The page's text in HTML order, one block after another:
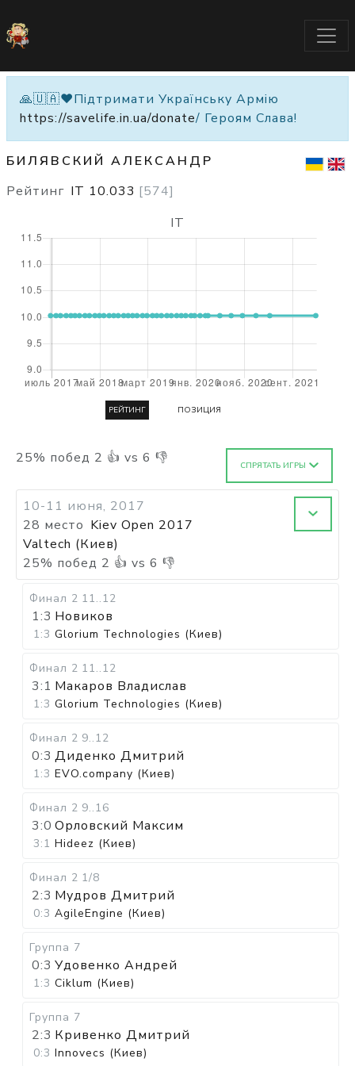
🙏🇺🇦❤️Підтримати Українську Армію
https://savelife.in.ua/donate/ Героям Слава!
БИЛЯВСКИЙ АЛЕКСАНДР
Рейтинг IT 10.033 [574]
25% побед 2 👍 vs 6 👎 СПРЯТАТЬ ИГРЫ
10-11 июня, 2017
28 место Kiev Open 2017
Valtech (Киев)
25% побед 2 👍 vs 6 👎
Финал 2 11..12
1:3 Новиков
1:3 Glorium Technologies (Киев)
Финал 2 11..12
3:1 Макаров Владислав
1:3 Glorium Technologies (Киев)
Финал 2 9..12
0:3 Диденко Дмитрий
1:3 EVO.company (Киев)
Финал 2 9..16
3:0 Орловский Максим
3:1 Hideez (Киев)
Финал 2 1/8
2:3 Мудров Дмитрий
0:3 AgileEngine (Киев)
Группа 7
0:3 Удовенко Андрей
1:3 Ciklum (Киев)
Группа 7
2:3 Кривенко Дмитрий
0:3 Innovecs (Киев)
IT
РЕЙТИНГ ПОЗИЦИЯ